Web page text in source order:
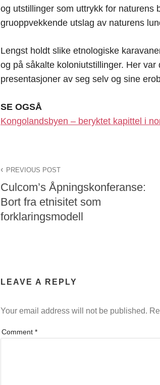
og utstillinger som uttrykk for naturens
gruoppvekkende utslag av naturens
Lengst holdt slike etnologiske
og på såkalte koloniutstillinger. Her
presentasjoner av seg selv og sine
SE OGSÅ
Kongolandsbyen – beryktet kapittel i
PREVIOUS POST
Culcom’s Åpningskonferanse:
Bort fra etnisitet som
forklaringsmodell
LEAVE A REPLY
Your email address will not be published.
Comment *